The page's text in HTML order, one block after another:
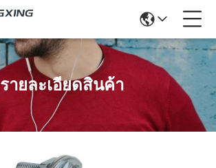
รายละเอียดสินค้า